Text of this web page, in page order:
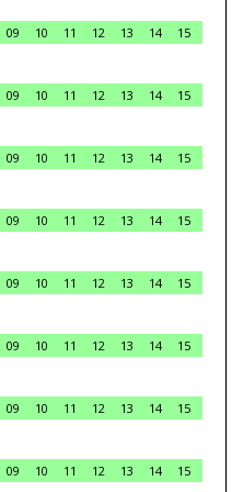
09 10 11 12 13 14
15
09 10 11 12 13 14
15
09 10 11 12 13 14
15
09 10 11 12 13 14
15
09 10 11 12 13 14
15
09 10 11 12 13 14
15
09 10 11 12 13 14
15
09 10 11 12 13 14
15